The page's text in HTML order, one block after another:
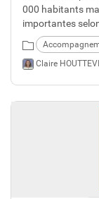
000 habitants
importantes
Claire